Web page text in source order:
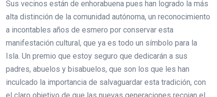
Sus vecinos están de enhorabuena pues han logrado la más
alta distinción de la comunidad autónoma, un reconocimiento
a incontables años de esmero por conservar esta
manifestación cultural, que ya es todo un símbolo para la
Isla. Un premio que estoy seguro que dedicarán a sus
padres, abuelos y bisabuelos, que son los que les han
inculcado la importancia de salvaguardar esta tradición, con